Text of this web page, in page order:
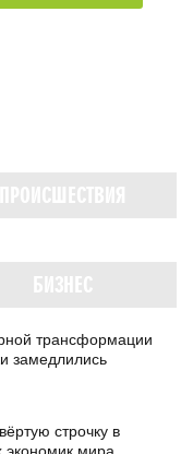
трансформации
замедлились
строчку в